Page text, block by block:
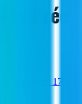
Brée
Jonchère, 17840